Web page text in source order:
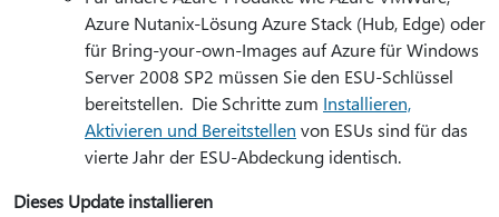
Azure Nutanix-Lösung Azure Stack (Hub, Edge) oder
für Bring-your-own-Images auf Azure für Windows
Server 2008 SP2 müssen Sie den ESU-Schlüssel
bereitstellen. Die Schritte zum Installieren,
Aktivieren und Bereitstellen von ESUs sind für das
vierte Jahr der ESU-Abdeckung identisch.
Dieses Update installieren